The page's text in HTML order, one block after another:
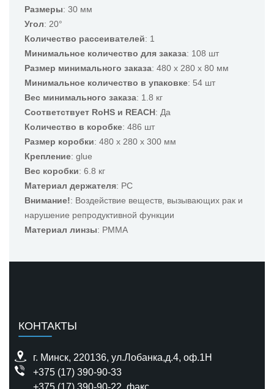
Размеры: 30 мм
Угол: 20°
Количество рассеивателей: 1
Минимальное количество для заказа: 108 шт
Размер минимального заказа: 480 x 280 x 80 мм
Минимальное количество в упаковке: 54 шт
Вес минимального заказа: 1.8 кг
Соответствует RoHS и REACH: Да
Количество в коробке: 486 шт
Размер коробки: 480 x 280 x 300 мм
Крепление: glue
Вес коробки: 6.8 кг
Материал держателя: PC
Внимание!: Воздействие веществ, вызывающих рак и
нарушение репродуктивной функции
Материал линзы: PMMA
КОНТАКТЫ
г. Минск, 220136, ул.Лобанка,д.4, оф.1H
+375 (17) 390-90-33
+375 (17) 390-90-22 , факс